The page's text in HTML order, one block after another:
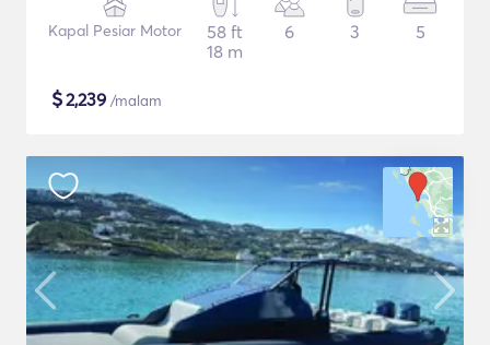
Kapal Pesiar Motor
58 ft
18 m
6 3 5
$2,239 /malam